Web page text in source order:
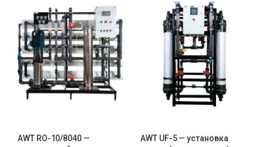
AWT RO-10/8040 —
AWT UF-5 — установка